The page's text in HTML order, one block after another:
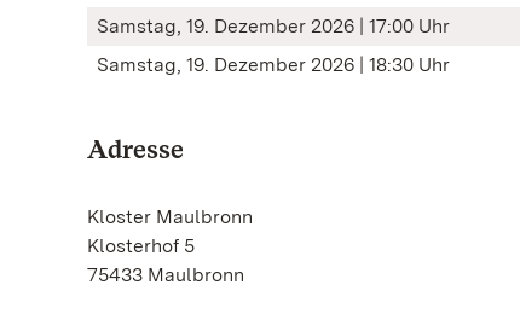
Samstag, 19. Dezember 2026 | 17:00 Uhr
Samstag, 19. Dezember 2026 | 18:30 Uhr
Adresse
Kloster Maulbronn
Klosterhof 5
75433 Maulbronn